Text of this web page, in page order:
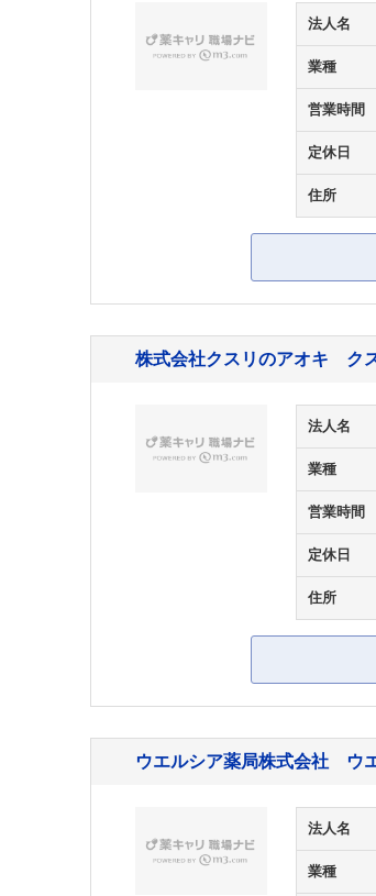
法人名
業種
営業時間
定休日
住所
株式会社クスリのアオキ ク
法人名
業種
営業時間
定休日
住所
ウエルシア薬局株式会社 ウ
法人名
業種